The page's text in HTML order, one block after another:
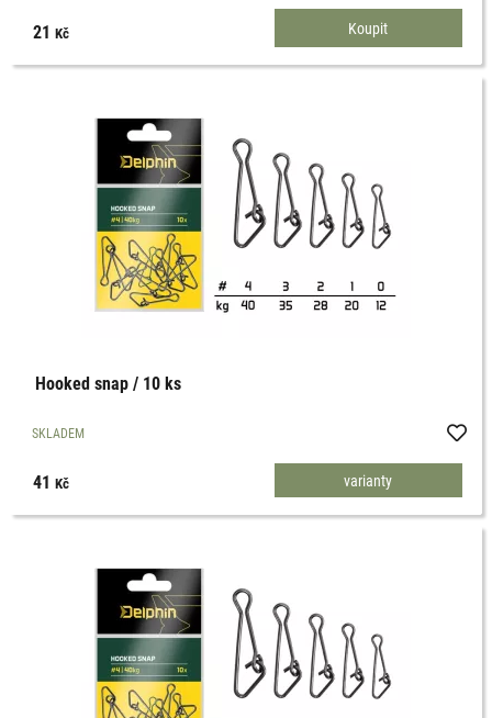
21Kč
Hooked snap / 10 ks
SKLADEM
varianty
41Kč